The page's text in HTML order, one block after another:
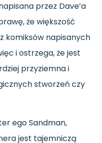
przez Dave’a
że większość
komiksów napisanych
i ostrzega, że jest
przyziemna i
stworzeń czy
ego Sandman,
jest tajemniczą